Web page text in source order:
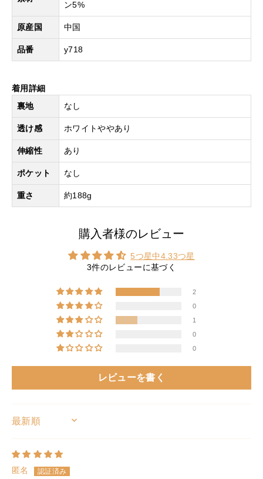
ン5%
原産国 中国
品番 y718
着用詳細
裏地
なし
透け感 ホワイトややあり
伸縮性 あり
ポケット なし
重さ 約188g
購入者様のレビュー
5つ星中4.33つ星
3件のレビューに基づく
2
0
1
0
0
レビューを書く
SORT BY
匿名